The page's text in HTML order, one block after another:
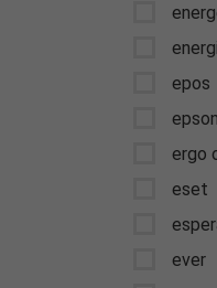
epos
epson
ergo
eset
ever